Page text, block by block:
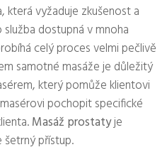
která vyžaduje zkušenost a
dostupná v mnoha
celý proces velmi pečlivě
samotné masáže je důležitý
který pomůže klientovi
pochopit specifické
Masáž prostatyje
šetrný přístup.